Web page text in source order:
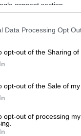
consent section.
Data Processing Opt
opt-out of the Sharing of
opt-out of the Sale of my
opt-out of processing
κύριος
Εφαρμογών
της
από τα
όπως ο